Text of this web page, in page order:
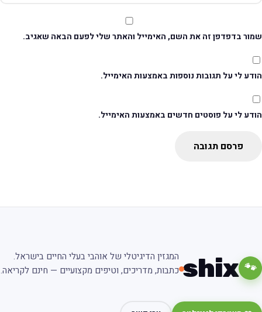
בדפדפן זה את השם, האימייל והאתר שלי לפעם הבאה שאגיב.
לי על תגובות נוספות באמצעות האימייל.
לי על פוסטים חדשים באמצעות האימייל.
פרסם תגובה
🐾
shix
המגזין הדיגיטלי של אוהבי בעלי החיים בישראל.
כתבות, מדריכים, וטיפים מקצועיים — חינם לקריאה.